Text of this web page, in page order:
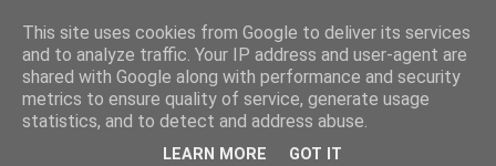
This site uses cookies from Google to deliver its services
and to analyze traffic. Your IP address and user-agent are
shared with Google along with performance and security
metrics to ensure quality of service, generate usage
statistics, and to detect and address abuse.
LEARN MORE GOT IT